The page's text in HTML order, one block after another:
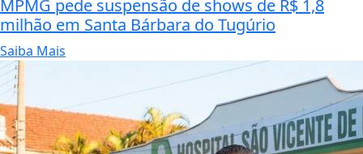
MPMG pede suspensão de shows de R$ 1,8
milhão em Santa Bárbara do Tugúrio
Saiba Mais